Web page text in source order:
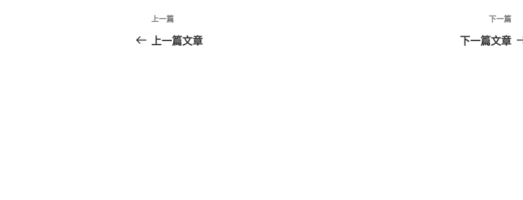
文
章
上
一
上一篇
上一篇文章
下
一
下一篇
下一篇文章